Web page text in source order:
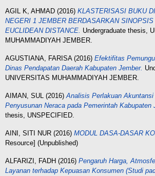
AGIL K, AHMAD (2016) KLASTERISASI BUKU
NEGERI 1 JEMBER BERDASARKAN
EUCLIDEAN DISTANCE. Undergraduate thesis,
MUHAMMADIYAH JEMBER.
AGUSTIANA, FARISA(2016) Efektifitas
Dinas Pendapatan Daerah Kabupaten Jember.
UNIVERSITAS MUHAMMADIYAH JEMBER.
AIMAN, SUL (2016)Analisis Perlakuan
Penyusunan Neraca pada Pemerintah Kabupaten
thesis, UNSPECIFIED.
AINI, SITI NUR (2016) MODUL DASA-DASAR
Resource] (Unpublished)
ALFARIZI, FADH (2016) Pengaruh Harga,
Layanan terhadap Kepuasan Konsumen (Studi